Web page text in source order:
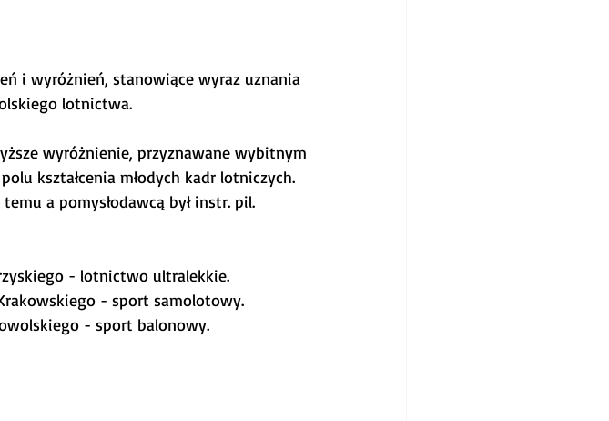
i wyróżnień, stanowiące wyraz uznania
lotnictwa.
wyróżnienie, przyznawane wybitnym
kształcenia młodych kadr lotniczych.
a pomysłodawcą był instr. pil.
- lotnictwo ultralekkie.
- sport samolotowy.
- sport balonowy.